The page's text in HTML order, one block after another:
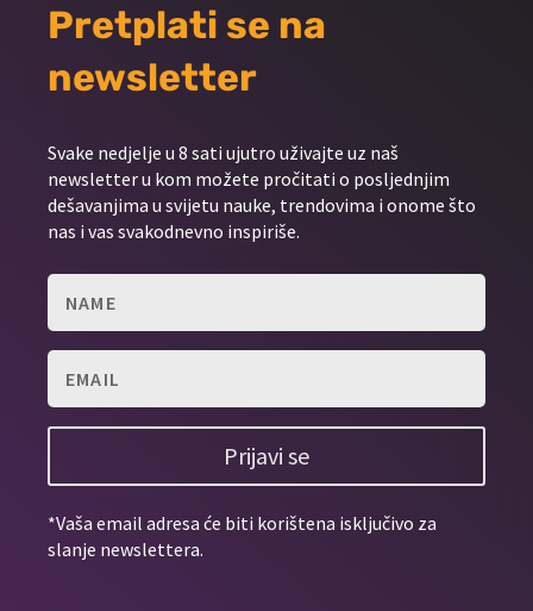
Pretplati se na
newsletter
Svake nedjelje u 8 sati ujutro uživajte uz naš
newsletter u kom možete pročitati o posljednjim
dešavanjima u svijetu nauke, trendovima i onome što
nas i vas svakodnevno inspiriše.
Prijavi se
*Vaša email adresa će biti korištena isključivo za
slanje newslettera.